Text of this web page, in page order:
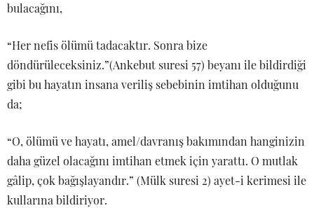
bulacağını,
“Her nefis ölümü tadacaktır. Sonra bize
döndürüleceksiniz.”(Ankebut suresi 57) beyanı ile bildirdiği
gibi bu hayatın insana veriliş sebebinin imtihan olduğunu
da;
“O, ölümü ve hayatı, amel/davranış bakımından hanginizin
daha güzel olacağını imtihan etmek için yarattı. O mutlak
gâlip, çok bağışlayandır.” (Mülk suresi 2) ayet-i kerimesi ile
kullarına bildiriyor.